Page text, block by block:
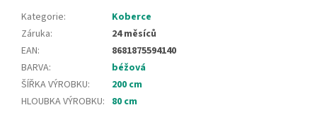
Kategorie:
Koberce
Záruka:
24 měsíců
EAN:
8681875594140
BARVA:
béžová
ŠÍŘKA VÝROBKU:
200 cm
HLOUBKA VÝROBKU: 80 cm